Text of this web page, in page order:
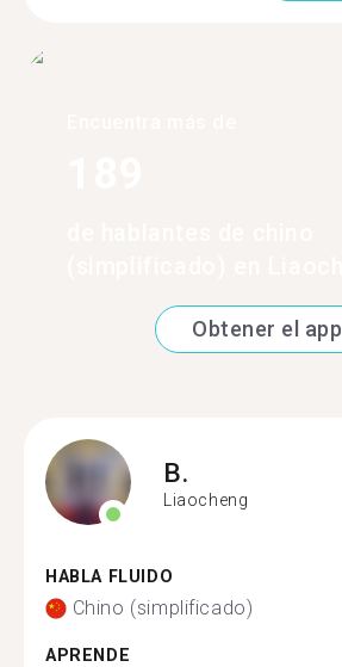
Obtener el app
B.
Liaocheng
HABLA FLUIDO
Chino (simplificado)
APRENDE